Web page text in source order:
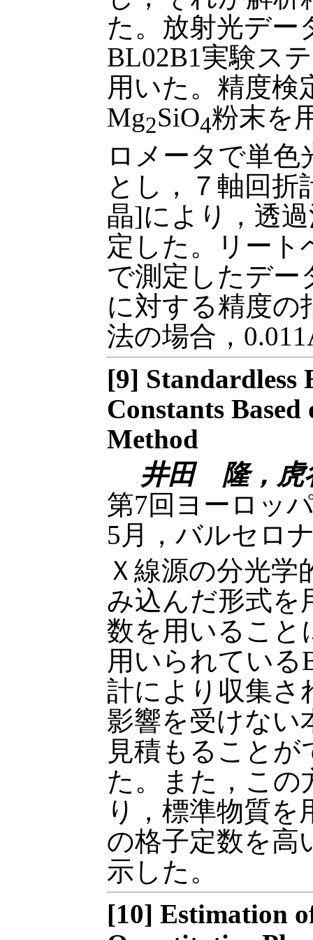
た。放射光デー
BL02B1実験ス
用いた。精度検
Mg2SiO4粉末を
ロメータで単
とし，７軸回折
晶]により，透
定した。リート
で測定したデー
に対する精度の
法の場合，
[9] Standardless
Constants
Method
井田 隆，虎
第7回ヨーロッ
5月，バルセロ
Ｘ線源の分光
み込んだ形式を
数を用いること
用いられている
計により収集さ
影響を受けない
見積もること
た。また，この
り，標準物質
の格子定数を高
示した。
[10] Estimation